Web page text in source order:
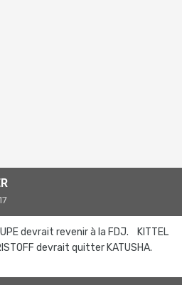
devrait revenir à la FDJ. KITTEL
devrait quitter KATUSHA.